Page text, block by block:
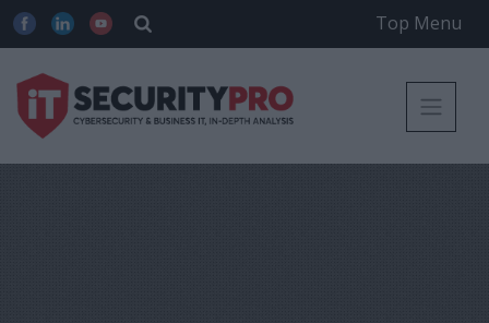
Top Menu